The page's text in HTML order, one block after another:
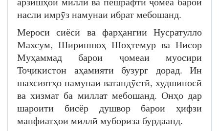
насли имрӯз намунаи ибрат мебошанд.
Мероси сиёсӣ ва фарҳангии Нусратулло
Махсум, Шириншоҳ Шоҳтемур ва Нисор
Муҳаммад барои ҷомеаи муосири
Тоҷикистон аҳамияти бузург дорад. Ин
шахсиятҳо намунаи ватандӯстӣ, худшиносӣ
ва хизмат ба миллат мебошанд. Онҳо дар
шароити бисёр душвор барои ҳифзи
манфиатҳои миллӣ мубориза бурдаанд.